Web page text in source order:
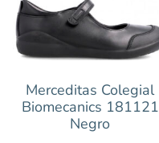
Merceditas Colegial
Biomecanics 181121
Negro